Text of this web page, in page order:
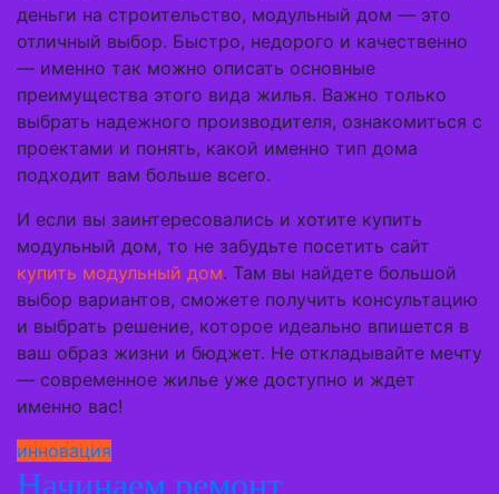
деньги на строительство, модульный дом — это
отличный выбор. Быстро, недорого и качественно
— именно так можно описать основные
преимущества этого вида жилья. Важно только
выбрать надежного производителя, ознакомиться с
проектами и понять, какой именно тип дома
подходит вам больше всего.
И если вы заинтересовались и хотите купить
модульный дом, то не забудьте посетить сайт
купить модульный дом. Там вы найдете большой
выбор вариантов, сможете получить консультацию
и выбрать решение, которое идеально впишется в
ваш образ жизни и бюджет. Не откладывайте мечту
— современное жилье уже доступно и ждет
именно вас!
инновация
Начинаем ремонт